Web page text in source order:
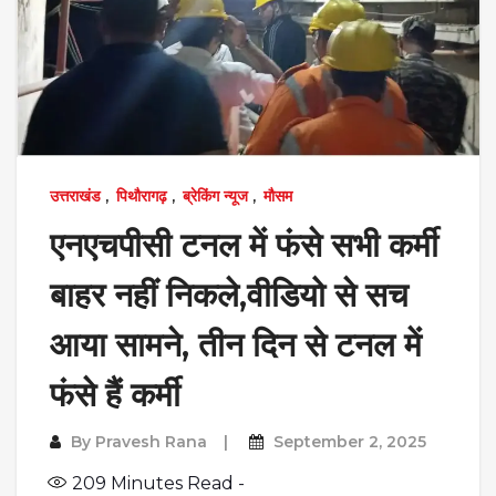
उत्तराखंड, पिथौरागढ़, ब्रेकिंग न्यूज, मौसम
एनएचपीसी टनल में फंसे सभी कर्मी
बाहर नहीं निकले,वीडियो से सच
आया सामने, तीन दिन से टनल में
फंसे हैं कर्मी
By Pravesh Rana September 2, 2025
209 Minutes Read -